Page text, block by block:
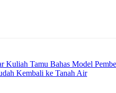
Tamu Bahas Model
Kembali ke Tanah Air